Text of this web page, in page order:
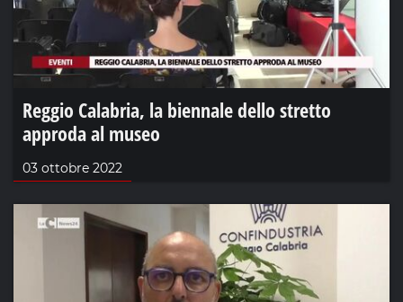
Reggio Calabria, la biennale dello stretto
approda al museo
03 ottobre 2022